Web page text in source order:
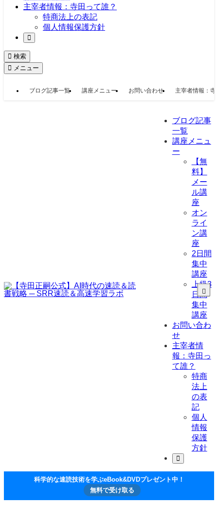
主宰者情報：寺田って誰？
特商法上の表記
個人情報保護方針
検索
メニュー
ブログ記事一覧 講座メニュー お問い合わせ 主宰者情報：寺
ブログ記事
一覧
講座メニュ
ー
【無
料】
メー
ル講
座
オン
ライ
ン講
座
2日間
集中
講座
上級3
日間
集中
講座
お問い合わ
せ
主宰者情
報：寺田っ
て誰？
特商
法上
の表
記
個人
情報
保護
方針
科学的な速読技術を学ぶeBook&DVDプレゼント中！
無料で受け取る